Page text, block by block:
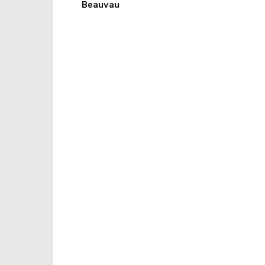
Beauvau